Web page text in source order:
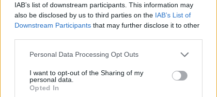
IAB’s list of downstream participants. This information may
also be disclosed by us to third parties on the IAB’s List of
Downstream Participants that may further disclose it to other
Personal Data Processing Opt Outs
I want to opt-out of the Sharing of my
personal data.
Opted In
18η συνεχόμενη χρονιά για τον ΟΤΕ στη διεθνή σειρά δεικτών
FTSE4Good
πύλες του σε όλους